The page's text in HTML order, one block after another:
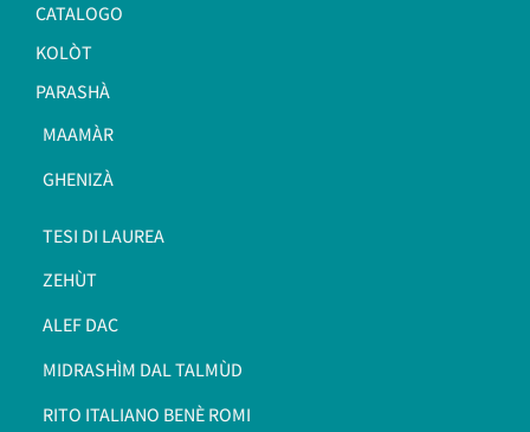
CATALOGO
KOLÒT
PARASHÀ
MAAMÀR
GHENIZÀ
TESI DI LAUREA
ZEHÙT
ALEF DAC
MIDRASHÌM DAL TALMÙD
RITO ITALIANO BENÈ ROMI​